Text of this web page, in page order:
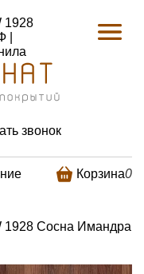
1928
|
звонок
Корзина0
1928 Сосна Имандра